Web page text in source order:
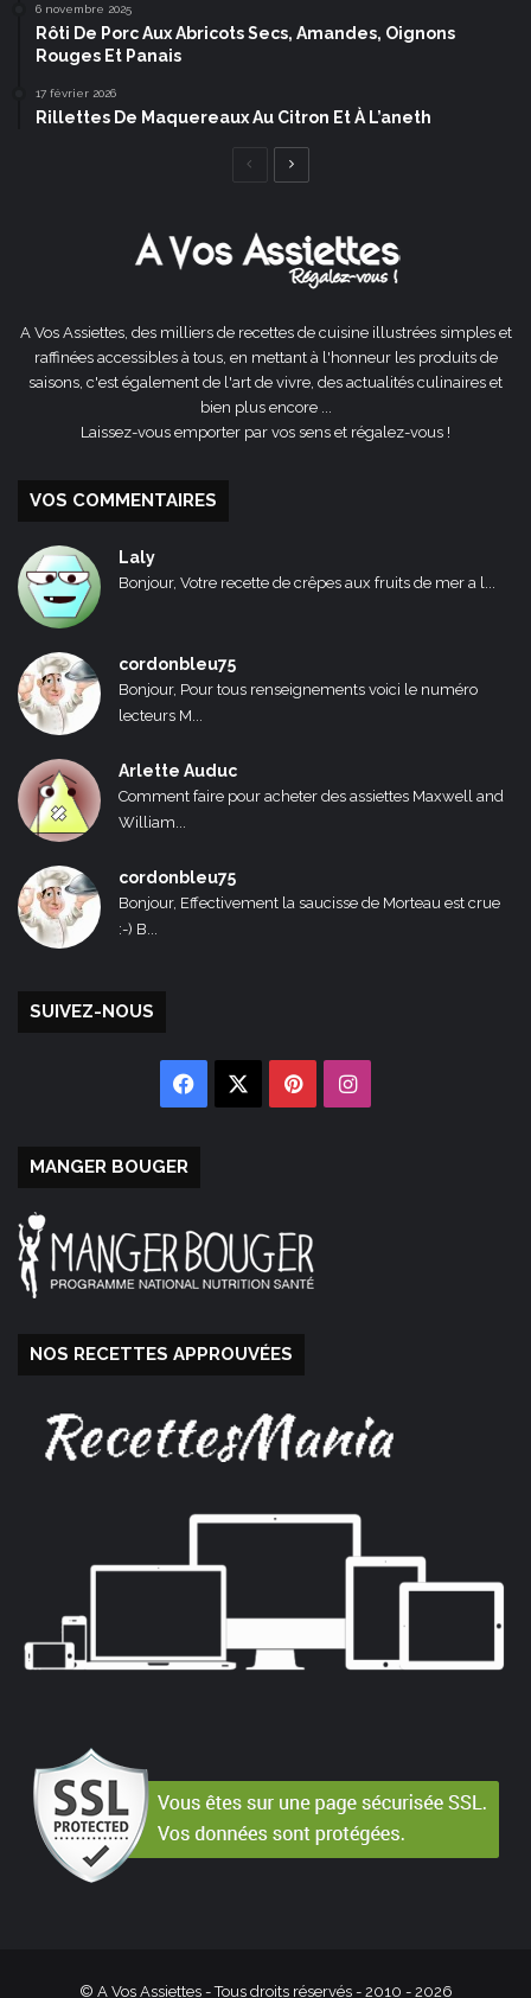
6 novembre 2025
Rôti De Porc Aux Abricots Secs, Amandes, Oignons
Rouges Et Panais
17 février 2026
Rillettes De Maquereaux Au Citron Et À L’aneth
Page
A Vos Assiettes, des milliers de recettes de cuisine illustrées simples et
raffinées accessibles à tous, en mettant à l'honneur les produits de
saisons, c'est également de l'art de vivre, des actualités culinaires et
bien plus encore ...
Laissez-vous emporter par vos sens et régalez-vous !
VOS COMMENTAIRES
Laly
Bonjour, Votre recette de crêpes aux fruits de mer a l...
cordonbleu75
Bonjour, Pour tous renseignements voici le numéro
lecteurs M...
Arlette Auduc
Comment faire pour acheter des assiettes Maxwell and
William...
cordonbleu75
Bonjour, Effectivement la saucisse de Morteau est crue
:-) B...
SUIVEZ-NOUS
Facebook PinterestInstagram
MANGER BOUGER
NOS RECETTES APPROUVÉES
© A Vos Assiettes - Tous droits réservés - 2010 - 2026